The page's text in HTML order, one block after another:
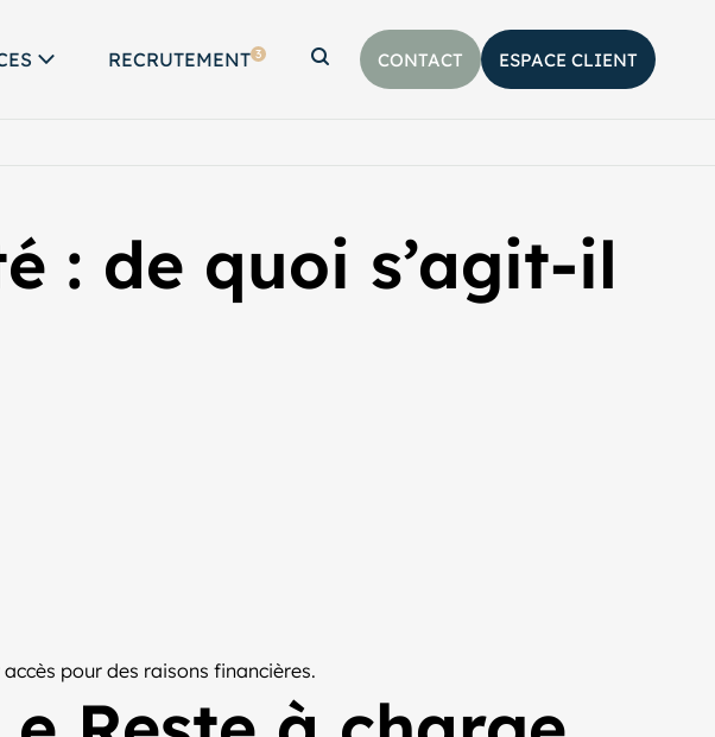
RECRUTEMENT 3
Afficher la barre de recherche
CONTACT ESPACE CLIENT
: de quoi s’agit-il
pour des raisons financières.